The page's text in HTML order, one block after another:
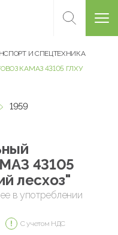
И СПЕЦТЕХНИКА
КАМАЗ 43105 ГЛХУ
1959
43105
лесхоз"
в употреблении
С учетом НДС